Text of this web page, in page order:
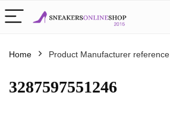
Home Product Manufacturer reference
3287597551246